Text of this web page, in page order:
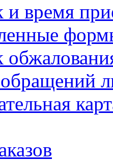
и время